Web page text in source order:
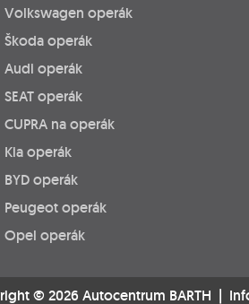
Volkswagen operák
Škoda operák
Audi operák
SEAT operák
CUPRA na operák
Kia operák
BYD operák
Peugeot operák
Opel operák
© 2026 Autocentrum BARTH |